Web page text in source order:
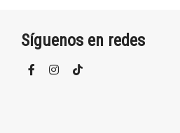
Síguenos en redes